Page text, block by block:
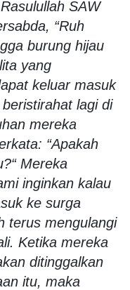
SAW
“Ruh
burung hijau
yang
keluar masuk
lagi di
mereka
“Apakah
Mereka
inginkan kalau
ke surga
terus mengulangi
Ketika mereka
ditinggalkan
itu, maka